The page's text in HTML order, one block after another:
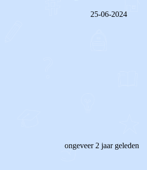
25-06-2024
ongeveer 2 jaar geleden